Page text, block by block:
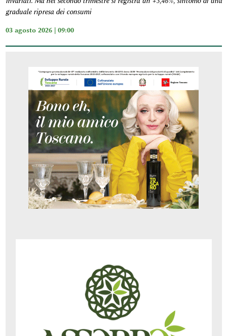
graduale ripresa dei consumi
03 agosto 2026 | 09:00